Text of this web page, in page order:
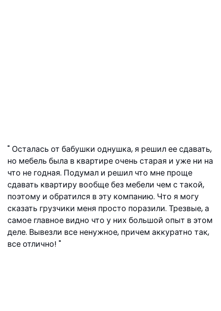
Осталась от бабушки однушка, я решил ее сдавать,
но мебель была в квартире очень старая и уже ни на
что не годная. Подумал и решил что мне проще
сдавать квартиру вообще без мебели чем с такой,
поэтому и обратился в эту компанию. Что я могу
сказать грузчики меня просто поразили. Трезвые, а
самое главное видно что у них большой опыт в этом
деле. Вывезли все ненужное, причем аккуратно так,
все отлично!